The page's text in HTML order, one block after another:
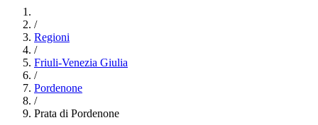
/
Regioni
/
Friuli-Venezia Giulia
/
Pordenone
/
Prata di Pordenone